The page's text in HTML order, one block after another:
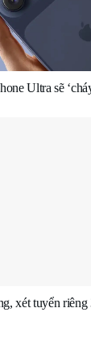
Ultra sẽ
xét tuyển